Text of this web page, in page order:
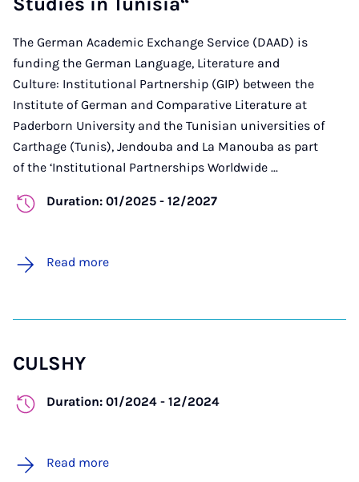
The German Academic Exchange Service (DAAD) is
funding the German Language, Literature and
Culture: Institutional Partnership (GIP) between the
Institute of German and Comparative Literature at
Paderborn University and the Tunisian universities of
Carthage (Tunis), Jendouba and La Manouba as part
of the ‘Institutional Partnerships Worldwide ...
Duration: 01/2025 - 12/2027
Read more
CULSHY
Duration: 01/2024 - 12/2024
Read more